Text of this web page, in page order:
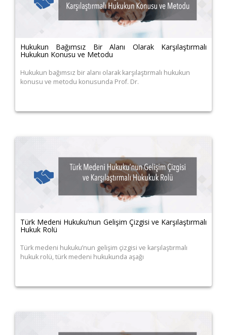
Hukukun Bağımsız Bir Alanı Olarak Karşılaştırmalı
Hukukun Konusu ve Metodu
Hukukun bağımsız bir alanı olarak karşılaştırmalı hukukun
konusu ve metodu konusunda Prof. Dr.
Türk Medeni Hukuku’nun Gelişim Çizgisi ve Karşılaştırmalı
Hukuk Rolü
Türk medeni hukuku’nun gelişim çizgisi ve karşılaştırmalı
hukuk rolü, türk medeni hukukunda aşağı